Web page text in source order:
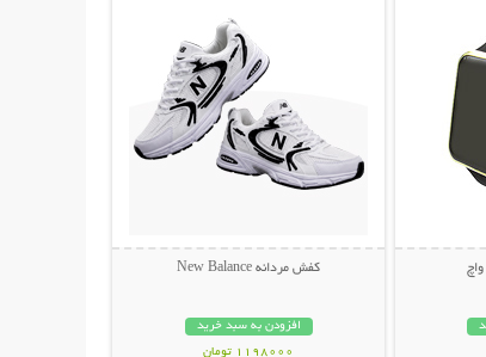
کفش مردانه New Balance
افزودن به سبد خرید
1198000 تومان